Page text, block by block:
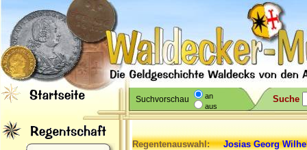
Suchvorschau
an
aus
Suche
Regentenauswahl: JosiasGeorg